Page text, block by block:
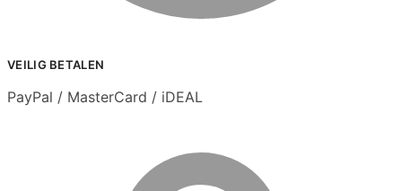
VEILIG BETALEN
PayPal / MasterCard / iDEAL